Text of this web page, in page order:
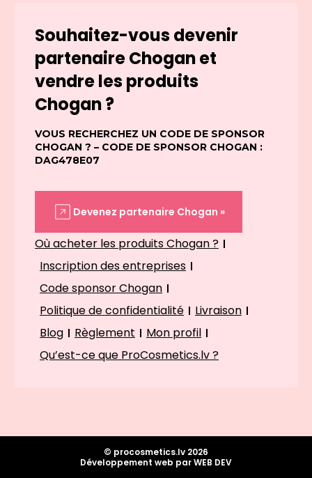
Souhaitez-vous devenir
partenaire Chogan et
vendre les produits
Chogan ?
VOUS RECHERCHEZ UN CODE DE SPONSOR
CHOGAN ? – CODE DE SPONSOR CHOGAN :
DAG478E07
Devenez partenaire Chogan »
Où acheter les produits Chogan ?
Inscription des entreprises
Code sponsor Chogan
Politique de confidentialité
Livraison
Blog
Règlement
Mon profil
Qu’est-ce que ProCosmetics.lv ?
© procosmetics.lv 2026
Développement web par WEB DEV